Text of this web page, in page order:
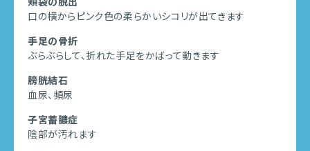
口の横からピンク色の柔らかいシコリが出てきます
手足の骨折
ぶらぶらして、折れた手足をかばって動きます
膀胱結石
血尿、頻尿
子宮蓄膿症
陰部が汚れます